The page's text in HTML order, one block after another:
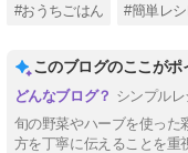
#おうちごはん #簡単レ
このブログのここがポ
シンプル
旬の野菜やハーブを使った
方を丁寧に伝えることを重